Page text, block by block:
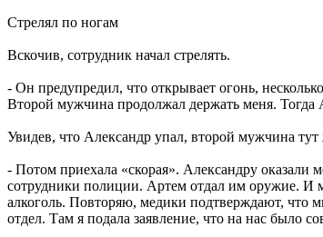
Стрелял по ногам
Вскочив, сотрудник начал стрелять.
- Он предупредил, что открывает огонь,
Второй мужчина продолжал держать меня. Тогда
Увидев, что Александр упал, второй мужчина
- Потом приехала «скорая». Александру
сотрудники полиции. Артем отдал им оружие. И
алкоголь. Повторяю, медики подтверждают, что
отдел. Там я подала заявление, что на нас было